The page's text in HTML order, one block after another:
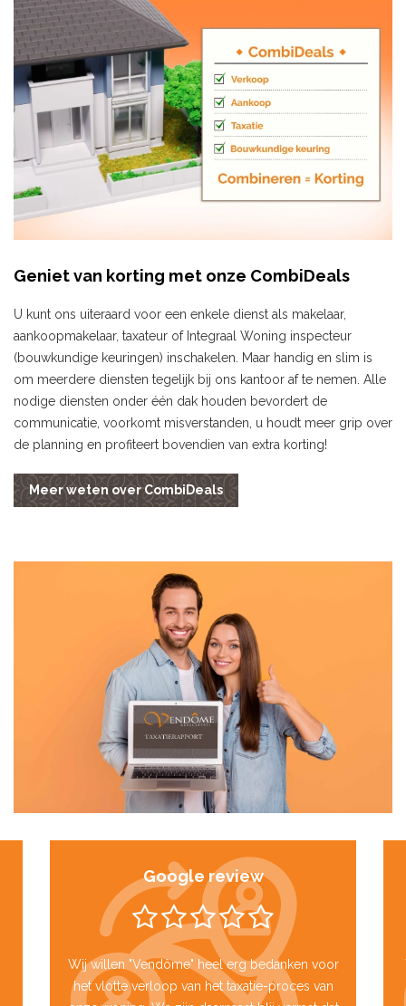
Geniet van korting met onze CombiDeals
U kunt ons uiteraard voor een enkele dienst als makelaar,
aankoopmakelaar, taxateur of Integraal Woning inspecteur
(bouwkundige keuringen) inschakelen. Maar handig en slim is
om meerdere diensten tegelijk bij ons kantoor af te nemen. Alle
nodige diensten onder één dak houden bevordert de
communicatie, voorkomt misverstanden, u houdt meer grip over
de planning en profiteert bovendien van extra korting!
Meer weten over CombiDeals
Google review
Wij willen "Vendôme" heel erg bedanken voor
het vlotte verloop van het taxatie-proces van